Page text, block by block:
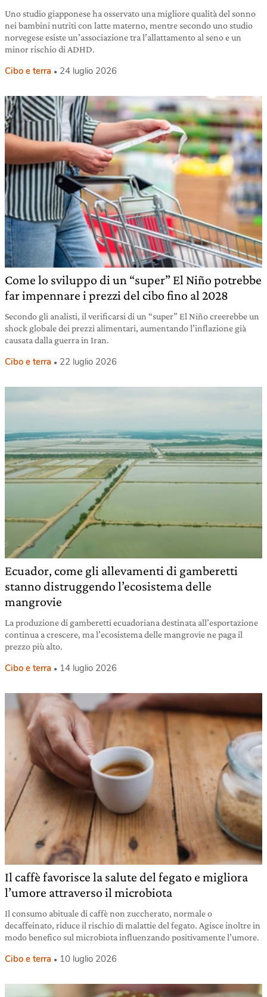
Uno studio giapponese ha osservato una migliore qualità del sonno
nei bambini nutriti con latte materno, mentre secondo uno studio
norvegese esiste un’associazione tra l’allattamento al seno e un
minor rischio di ADHD.
Cibo e terra 24 luglio 2026
Come lo sviluppo di un “super” El Niño potrebbe
far impennare i prezzi del cibo fino al 2028
Secondo gli analisti, il verificarsi di un “super” El Niño creerebbe un
shock globale dei prezzi alimentari, aumentando l’inflazione già
causata dalla guerra in Iran.
Cibo e terra 22 luglio 2026
Ecuador, come gli allevamenti di gamberetti
stanno distruggendo l’ecosistema delle
mangrovie
La produzione di gamberetti ecuadoriana destinata all’esportazione
continua a crescere, ma l’ecosistema delle mangrovie ne paga il
prezzo più alto.
Cibo e terra 14 luglio 2026
Il caffè favorisce la salute del fegato e migliora
l’umore attraverso il microbiota
Il consumo abituale di caffè non zuccherato, normale o
decaffeinato, riduce il rischio di malattie del fegato. Agisce inoltre in
modo benefico sul microbiota influenzando positivamente l’umore.
Cibo e terra 10 luglio 2026